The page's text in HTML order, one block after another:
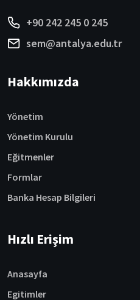
+90 242 245 0 245
sem@antalya.edu.tr
Hakkımızda
Yönetim
Yönetim Kurulu
Eğitmenler
Formlar
Banka Hesap Bilgileri
Hızlı Erişim
Anasayfa
Egitimler